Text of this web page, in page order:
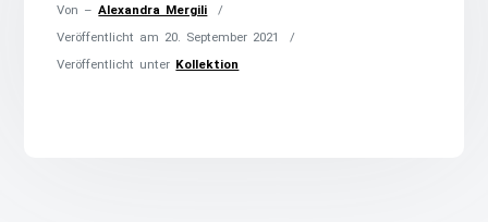
Von –Alexandra Mergili
Veröffentlicht am 20. September 2021
Veröffentlicht unter Kollektion